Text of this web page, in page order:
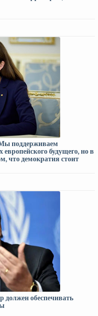
поддерживаем
будущего, но в
что демократия стоит
обеспечивать